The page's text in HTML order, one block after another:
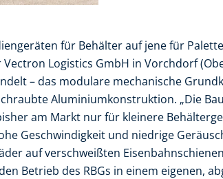
für Behälter auf jene für
Logistics GmbH in Vorchdorf
– das modulare mechanische
Aluminiumkonstruktion. „Die
am Markt nur für kleinere
Geschwindigkeit und niedrige
auf verschweißten
Betrieb des RBGs in einem eigenen,